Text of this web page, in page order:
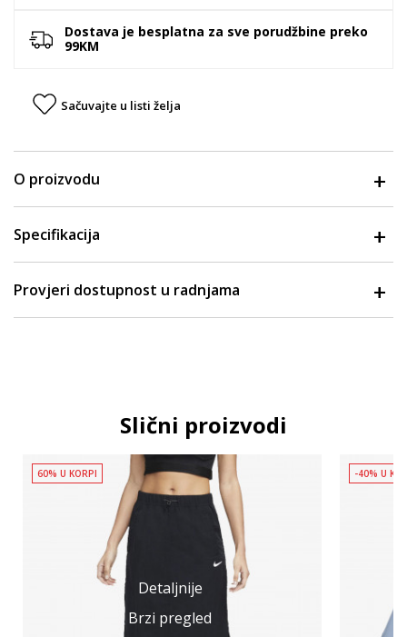
Dostava je besplatna za sve porudžbine preko
99KM
Sačuvajte u listi želja
O proizvodu
Specifikacija
Provjeri dostupnost u radnjama
Slični proizvodi
Detaljnije
Brzi pregled
60% U KORPI -40% U